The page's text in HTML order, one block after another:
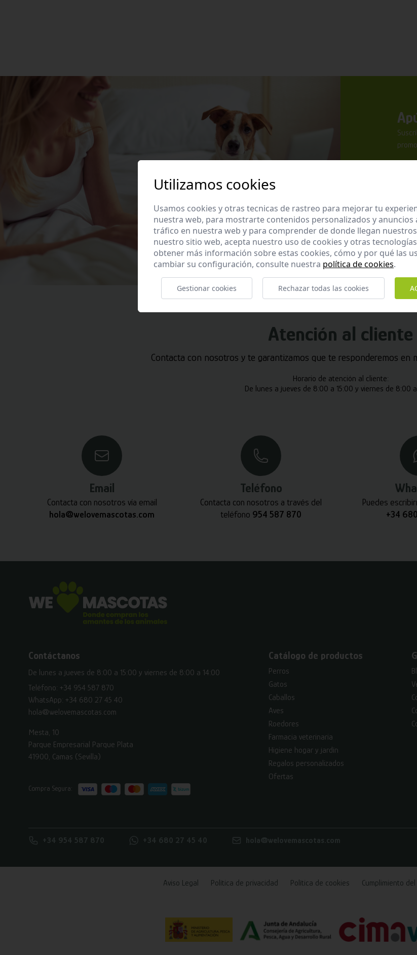
Atención al cliente
Contacta con nosotros y te garantizamos que te responderemos en
Horario de atención al cliente:
De lunes a jueves de 8:00 a 15:00 y viernes de 8:00
Email
Contacta con nosotros vía email
hola@welovemascotas.com
Teléfono
Contacta con nosotros a través del
teléfono 954 587 870
Puedes
+34
Contáctanos
De lunes a jueves de 8:00 a 15:00 y viernes de 8:00 a 14:00
Teléfono: +34 954 587 870
WhatsApp: +34 680 27 45 40
hola@welovemascotas.com
Mesta, 10
Parque Empresarial Parque Plata
41900, Camas (Sevilla)
Compra Segura:
Catálogo de productos
Perros
Gatos
Caballos
Aves
Roedores
Farmacia veterinaria
Higiene hogar y jardín
Regalos personalizados
Ofertas
+34 954 587 870 +34 680 27 45 40 hola@welovemascotas.com
Aviso Legal Política de privacidad Política de cookies Cumplimiento
Utilizamos cookies
Usamos cookies y otras tecnicas de rastreo para mejorar tu
nuestra web, para mostrarte contenidos personalizados y anuncios
tráfico en nuestra web y para comprender de donde llegan
nuestro sitio web, acepta nuestro uso de cookies y otras
obtener más información sobre estas cookies, cómo y por qué las
cambiar su configuración, consulte nuestra política de cookies.
Gestionar cookies Rechazar todas las cookies